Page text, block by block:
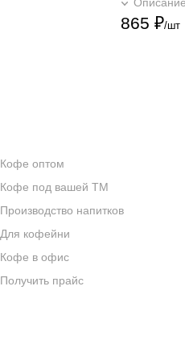
865 ₽/шт
Кофе оптом
Кофе под вашей ТМ
Производство напитков
Для кофейни
Кофе в офис
Получить прайс